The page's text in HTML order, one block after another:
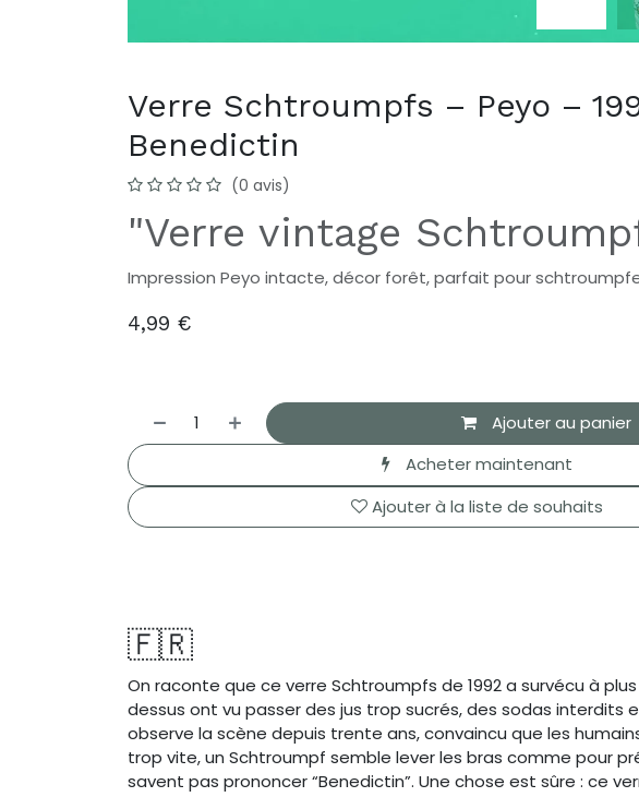
Verre Schtroumpfs – Peyo –
Benedictin
(0 avis)
"Verre vintage
Impression Peyo intacte, décor forêt, parfait pour
4,99 €
Ajouter au panier
Acheter maintenant
Ajouter à la liste de souhaits
🇫🇷
On raconte que ce verre Schtroumpfs de 1992 a survécu à
dessus ont vu passer des jus trop sucrés, des sodas interdits
observe la scène depuis trente ans, convaincu que les
trop vite, un Schtroumpf semble lever les bras comme pour
savent pas prononcer “Benedictin”. Une chose est sûre : ce